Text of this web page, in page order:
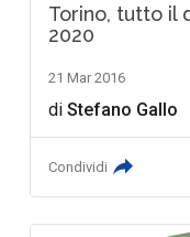
Torino, tutto il
2020
21 Mar 2016
diStefano Gallo
Condividi